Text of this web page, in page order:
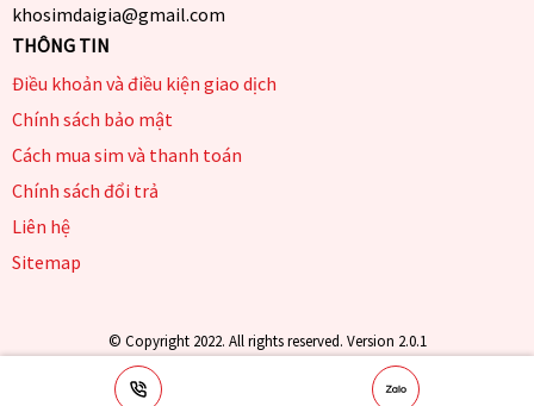
khosimdaigia@gmail.com
THÔNG TIN
Điều khoản và điều kiện giao dịch
Chính sách bảo mật
Cách mua sim và thanh toán
Chính sách đổi trả
Liên hệ
Sitemap
© Copyright 2022. All rights reserved. Version 2.0.1